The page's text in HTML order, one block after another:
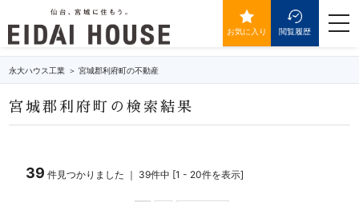
お気に入り 閲覧履歴
永大ハウス工業 宮城郡利府町の不動産
宮城郡利府町の検索結果
39 件見つかりました ｜ 39件中 [1 - 20件を表示]